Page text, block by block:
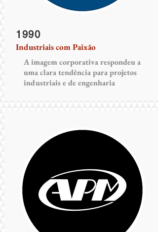
1990
Industriais com Paixão
A imagem corporativa respondeu a
uma clara tendência para projetos
industriais e de engenharia